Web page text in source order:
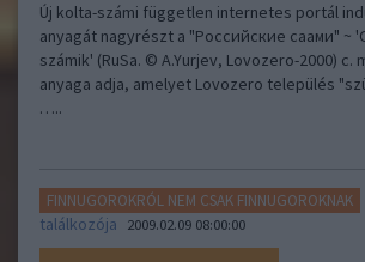
Új kolta-számi független internetes portál
anyagát nagyrészt a "Российские саами" ~
számik' (RuSa. © A.Yurjev, Lovozero-2000) c.
anyaga adja, amelyet Lovozero település
…..
FINNUGOROKRÓL NEM CSAK FINNUGOROKNAK
találkozója
2009.02.09 08:00:00